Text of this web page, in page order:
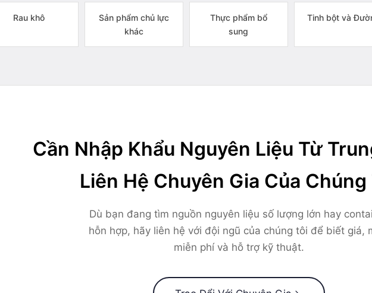
Rau khô
Sản phẩm chủ lực
khác
Thực phẩm bổ
sung
Tinh bột và
Cần Nhập Khẩu Nguyên Liệu Từ
Liên Hệ Chuyên Gia Của Chúng
Dù bạn đang tìm nguồn nguyên liệu số lượng lớn hay
hỗn hợp, hãy liên hệ với đội ngũ của chúng tôi để biết giá,
miễn phí và hỗ trợ kỹ thuật.